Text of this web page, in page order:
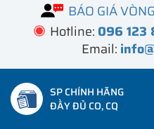
BÁO GIÁ
Hotline: 096 123
Email:
SP CHÍNH HÃNG
ĐẦY ĐỦ CO, CQ